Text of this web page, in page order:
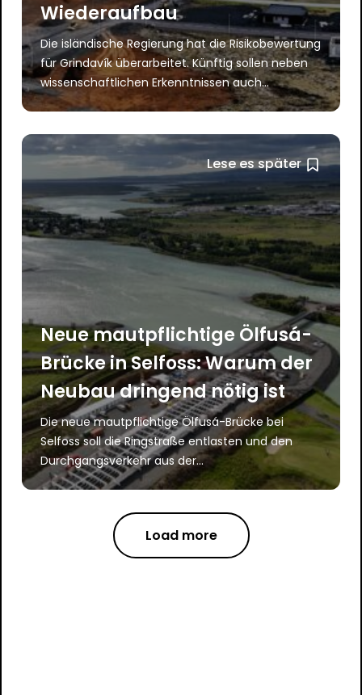
Wiederaufbau
Die isländische Regierung hat die Risikobewertung
für Grindavík überarbeitet. Künftig sollen neben
wissenschaftlichen Erkenntnissen auch...
Lese es später
Neue mautpflichtige Ölfusá-
Brücke in Selfoss: Warum der
Neubau dringend nötig ist
Die neue mautpflichtige Ölfusá-Brücke bei
Selfoss soll die Ringstraße entlasten und den
Durchgangsverkehr aus der...
Load more